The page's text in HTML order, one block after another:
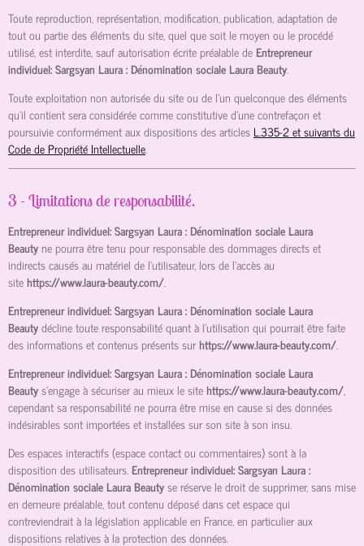
Toute reproduction, représentation, modification, publication, adaptation de
tout ou partie des éléments du site, quel que soit le moyen ou le procédé
utilisé, est interdite, sauf autorisation écrite préalable de Entrepreneur
individuel: Sargsyan Laura : Dénomination sociale Laura Beauty.
Toute exploitation non autorisée du site ou de l’un quelconque des éléments
qu’il contient sera considérée comme constitutive d’une contrefaçon et
poursuivie conformément aux dispositions des articles L.335-2 et suivants du
Code de Propriété Intellectuelle.
3 - Limitations de responsabilité.
Entrepreneur individuel: Sargsyan Laura : Dénomination sociale Laura
Beautyne pourra être tenu pour responsable des dommages directs et
indirects causés au matériel de l’utilisateur, lors de l’accès au
sitehttps://www.laura-beauty.com/.
Entrepreneur individuel: Sargsyan Laura : Dénomination sociale Laura
Beautydécline toute responsabilité quant à l’utilisation qui pourrait être faite
des informations et contenus présents surhttps://www.laura-beauty.com/.
Entrepreneur individuel: Sargsyan Laura : Dénomination sociale Laura
Beautys’engage à sécuriser au mieux le sitehttps://www.laura-beauty.com/,
cependant sa responsabilité ne pourra être mise en cause si des données
indésirables sont importées et installées sur son site à son insu.
Des espaces interactifs (espace contact ou commentaires) sont à la
disposition des utilisateurs. Entrepreneur individuel: Sargsyan Laura :
Dénomination sociale Laura Beautyse réserve le droit de supprimer, sans mise
en demeure préalable, tout contenu déposé dans cet espace qui
contreviendrait à la législation applicable en France, en particulier aux
dispositions relatives à la protection des données.